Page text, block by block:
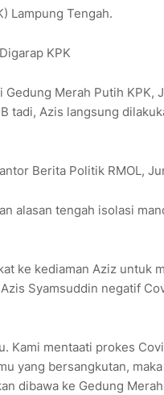
Lampung Tengah.
Merah Putih KPK,
tadi, Azis langsung
Berita Politik RMOL,
alasan tengah isolasi
ke kediaman Aziz untuk
Syamsuddin negatif
Kami mentaati prokes
yang bersangkutan,
dibawa ke Gedung